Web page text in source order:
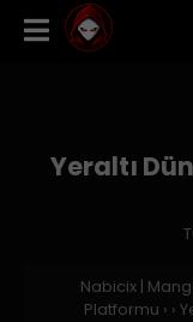
Yeraltı
Nabicix |
Platformu › ›